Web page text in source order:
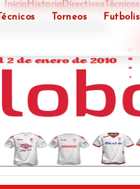
Técnicos Torneos
InicioHistoriaDirectivos Técnicos